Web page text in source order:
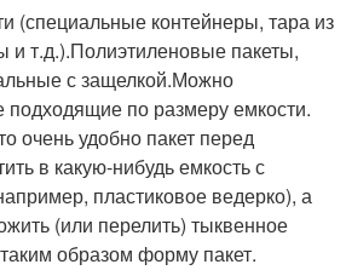
(специальные контейнеры, тара из
и т.д.).Полиэтиленовые пакеты,
с защелкой.Можно
подходящие по размеру емкости.
очень удобно пакет перед
в какую-нибудь емкость с
пластиковое ведерко), а
(или перелить) тыквенное
образом форму пакет.